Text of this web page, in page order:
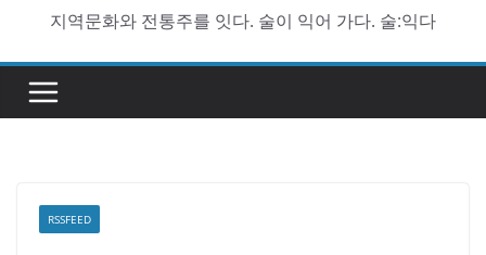
지역문화와 전통주를 잇다. 술이 익어 가다. 술:익다
RSSFEED